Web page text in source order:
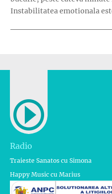
Instabilitatea emotionala
Radio
Traieste Sanatos cu Simona
Happy Music cu Marius